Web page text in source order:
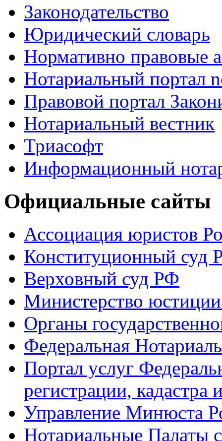
Законодательство
Юридический словарь
Нормативно правовые
Нотариальный портал
Правовой портал
Нотариальный вестник
Триасофт
Информационный
Официальные сайты
Ассоциация юристов
Конституционный суд
Верховный суд РФ
Министерство
Органы
Федеральная
Портал услуг
регистрации, кадастра
Управление Минюста
Нотариальные Палаты